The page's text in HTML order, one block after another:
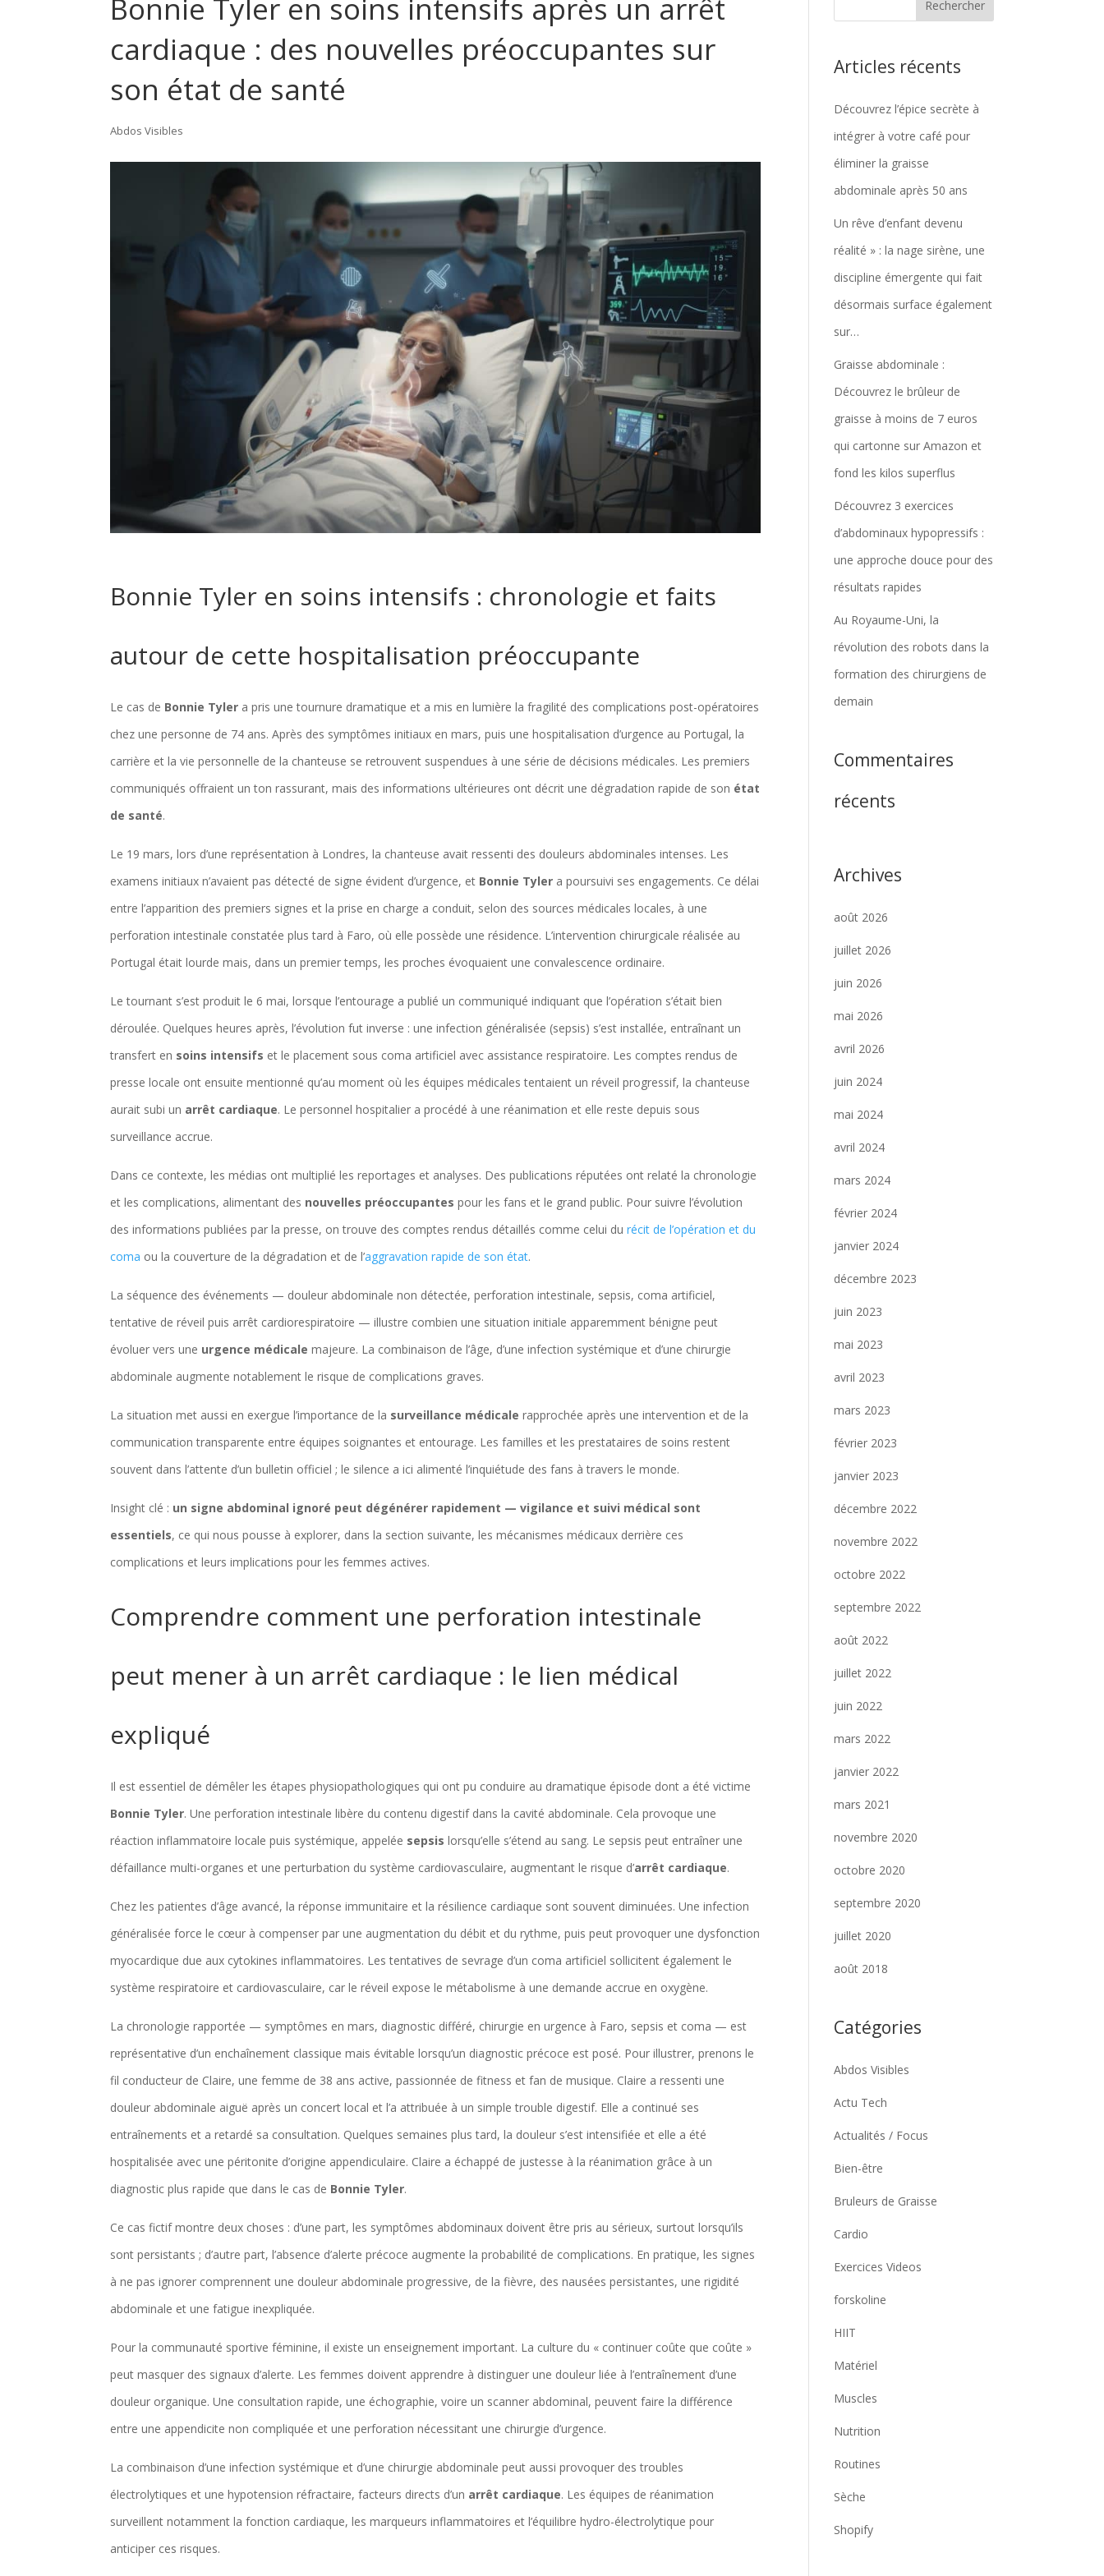
Bonnie Tyler en soins intensifs après un arrêt
cardiaque : des nouvelles préoccupantes sur
son état de santé
Abdos Visibles
Bonnie Tyler en soins intensifs : chronologie et faits
autour de cette hospitalisation préoccupante
Le cas de Bonnie Tyler a pris une tournure dramatique et a mis en lumière la fragilité des complications post-opératoires
chez une personne de 74 ans. Après des symptômes initiaux en mars, puis une hospitalisation d’urgence au Portugal, la
carrière et la vie personnelle de la chanteuse se retrouvent suspendues à une série de décisions médicales. Les premiers
communiqués offraient un ton rassurant, mais des informations ultérieures ont décrit une dégradation rapide de son état
de santé.
Le 19 mars, lors d’une représentation à Londres, la chanteuse avait ressenti des douleurs abdominales intenses. Les
examens initiaux n’avaient pas détecté de signe évident d’urgence, et Bonnie Tyler a poursuivi ses engagements. Ce délai
entre l’apparition des premiers signes et la prise en charge a conduit, selon des sources médicales locales, à une
perforation intestinale constatée plus tard à Faro, où elle possède une résidence. L’intervention chirurgicale réalisée au
Portugal était lourde mais, dans un premier temps, les proches évoquaient une convalescence ordinaire.
Le tournant s’est produit le 6 mai, lorsque l’entourage a publié un communiqué indiquant que l’opération s’était bien
déroulée. Quelques heures après, l’évolution fut inverse : une infection généralisée (sepsis) s’est installée, entraînant un
transfert en soins intensifs et le placement sous coma artificiel avec assistance respiratoire. Les comptes rendus de
presse locale ont ensuite mentionné qu’au moment où les équipes médicales tentaient un réveil progressif, la chanteuse
aurait subi un arrêt cardiaque. Le personnel hospitalier a procédé à une réanimation et elle reste depuis sous
surveillance accrue.
Dans ce contexte, les médias ont multiplié les reportages et analyses. Des publications réputées ont relaté la chronologie
et les complications, alimentant des nouvelles préoccupantes pour les fans et le grand public. Pour suivre l’évolution
des informations publiées par la presse, on trouve des comptes rendus détaillés comme celui durécit de l’opération et du
coma ou la couverture de la dégradation et de l’aggravation rapide de son état.
La séquence des événements — douleur abdominale non détectée, perforation intestinale, sepsis, coma artificiel,
tentative de réveil puis arrêt cardiorespiratoire — illustre combien une situation initiale apparemment bénigne peut
évoluer vers une urgence médicale majeure. La combinaison de l’âge, d’une infection systémique et d’une chirurgie
abdominale augmente notablement le risque de complications graves.
La situation met aussi en exergue l’importance de la surveillance médicale rapprochée après une intervention et de la
communication transparente entre équipes soignantes et entourage. Les familles et les prestataires de soins restent
souvent dans l’attente d’un bulletin officiel ; le silence a ici alimenté l’inquiétude des fans à travers le monde.
Insight clé : un signe abdominal ignoré peut dégénérer rapidement — vigilance et suivi médical sont
essentiels, ce qui nous pousse à explorer, dans la section suivante, les mécanismes médicaux derrière ces
complications et leurs implications pour les femmes actives.
Comprendre comment une perforation intestinale
peut mener à un arrêt cardiaque : le lien médical
expliqué
Il est essentiel de démêler les étapes physiopathologiques qui ont pu conduire au dramatique épisode dont a été victime
Bonnie Tyler. Une perforation intestinale libère du contenu digestif dans la cavité abdominale. Cela provoque une
réaction inflammatoire locale puis systémique, appelée sepsis lorsqu’elle s’étend au sang. Le sepsis peut entraîner une
défaillance multi-organes et une perturbation du système cardiovasculaire, augmentant le risque d’arrêt cardiaque.
Chez les patientes d’âge avancé, la réponse immunitaire et la résilience cardiaque sont souvent diminuées. Une infection
généralisée force le cœur à compenser par une augmentation du débit et du rythme, puis peut provoquer une dysfonction
myocardique due aux cytokines inflammatoires. Les tentatives de sevrage d’un coma artificiel sollicitent également le
système respiratoire et cardiovasculaire, car le réveil expose le métabolisme à une demande accrue en oxygène.
La chronologie rapportée — symptômes en mars, diagnostic différé, chirurgie en urgence à Faro, sepsis et coma — est
représentative d’un enchaînement classique mais évitable lorsqu’un diagnostic précoce est posé. Pour illustrer, prenons le
fil conducteur de Claire, une femme de 38 ans active, passionnée de fitness et fan de musique. Claire a ressenti une
douleur abdominale aiguë après un concert local et l’a attribuée à un simple trouble digestif. Elle a continué ses
entraînements et a retardé sa consultation. Quelques semaines plus tard, la douleur s’est intensifiée et elle a été
hospitalisée avec une péritonite d’origine appendiculaire. Claire a échappé de justesse à la réanimation grâce à un
diagnostic plus rapide que dans le cas de Bonnie Tyler.
Ce cas fictif montre deux choses : d’une part, les symptômes abdominaux doivent être pris au sérieux, surtout lorsqu’ils
sont persistants ; d’autre part, l’absence d’alerte précoce augmente la probabilité de complications. En pratique, les signes
à ne pas ignorer comprennent une douleur abdominale progressive, de la fièvre, des nausées persistantes, une rigidité
abdominale et une fatigue inexpliquée.
Pour la communauté sportive féminine, il existe un enseignement important. La culture du « continuer coûte que coûte »
peut masquer des signaux d’alerte. Les femmes doivent apprendre à distinguer une douleur liée à l’entraînement d’une
douleur organique. Une consultation rapide, une échographie, voire un scanner abdominal, peuvent faire la différence
entre une appendicite non compliquée et une perforation nécessitant une chirurgie d’urgence.
La combinaison d’une infection systémique et d’une chirurgie abdominale peut aussi provoquer des troubles
électrolytiques et une hypotension réfractaire, facteurs directs d’un arrêt cardiaque. Les équipes de réanimation
surveillent notamment la fonction cardiaque, les marqueurs inflammatoires et l’équilibre hydro-électrolytique pour
anticiper ces risques.
Articles récents
Découvrez l’épice secrète à
intégrer à votre café pour
éliminer la graisse
abdominale après 50 ans
Un rêve d’enfant devenu
réalité » : la nage sirène, une
discipline émergente qui fait
désormais surface également
sur…
Graisse abdominale :
Découvrez le brûleur de
graisse à moins de 7 euros
qui cartonne sur Amazon et
fond les kilos superflus
Découvrez 3 exercices
d’abdominaux hypopressifs :
une approche douce pour des
résultats rapides
Au Royaume-Uni, la
révolution des robots dans la
formation des chirurgiens de
demain
Commentaires
récents
Archives
août 2026
juillet 2026
juin 2026
mai 2026
avril 2026
juin 2024
mai 2024
avril 2024
mars 2024
février 2024
janvier 2024
décembre 2023
juin 2023
mai 2023
avril 2023
mars 2023
février 2023
janvier 2023
décembre 2022
novembre 2022
octobre 2022
septembre 2022
août 2022
juillet 2022
juin 2022
mars 2022
janvier 2022
mars 2021
novembre 2020
octobre 2020
septembre 2020
juillet 2020
août 2018
Catégories
Abdos Visibles
Actu Tech
Actualités / Focus
Bien-être
Bruleurs de Graisse
Cardio
Exercices Videos
forskoline
HIIT
Matériel
Muscles
Nutrition
Routines
Sèche
Shopify